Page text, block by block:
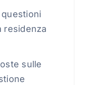
residenza
sulle